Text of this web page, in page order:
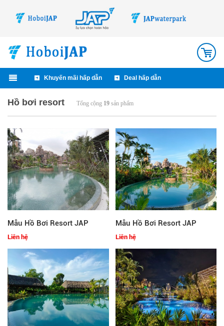
Khuyến mãi hấp dẫn Deal hấp dẫn
Hồ bơi resort Tổng cộng 19 sản phẩm
Mẫu Hồ Bơi Resort JAP
Liên hệ
Mẫu Hồ Bơi Resort JAP
Liên hệ